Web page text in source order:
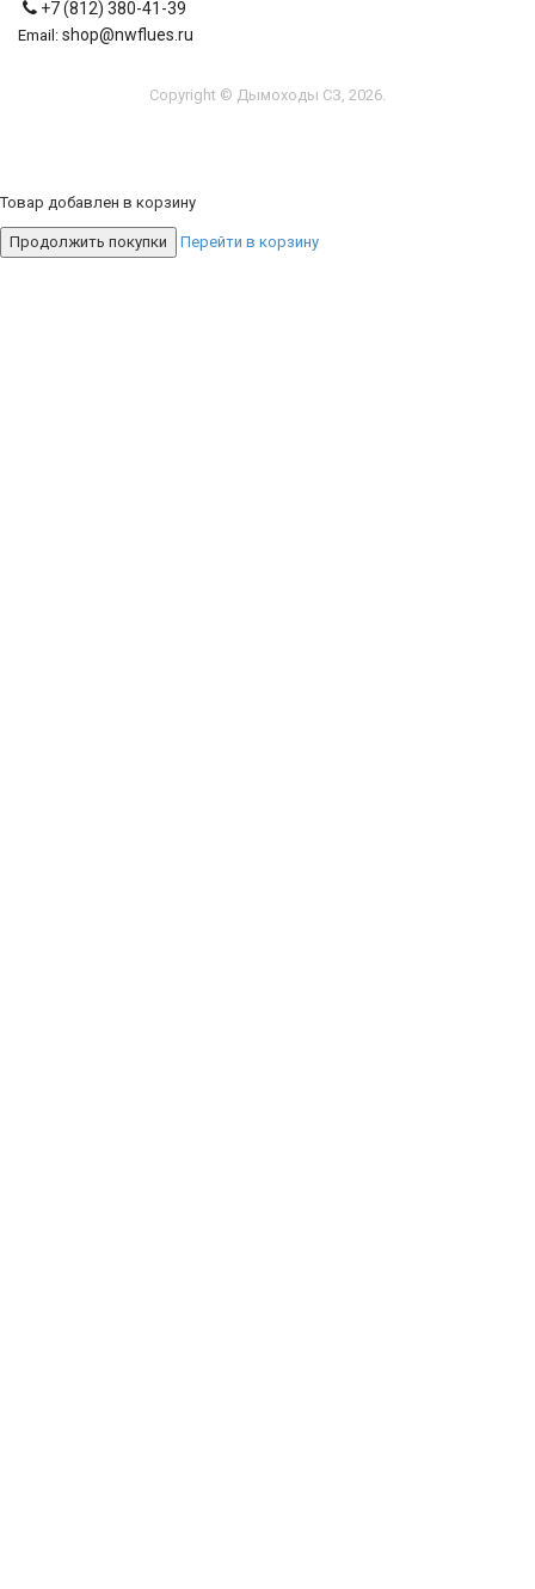
+7 (812) 380-41-39
Email: shop@nwflues.ru
Copyright © Дымоходы СЗ, 2026.
Товар добавлен в корзину
Продолжить покупки Перейти в корзину